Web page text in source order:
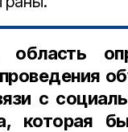
область
с
которая